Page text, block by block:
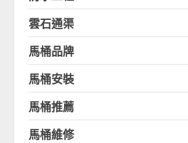
雲石通渠
馬桶品牌
馬桶安裝
馬桶推薦
馬桶維修